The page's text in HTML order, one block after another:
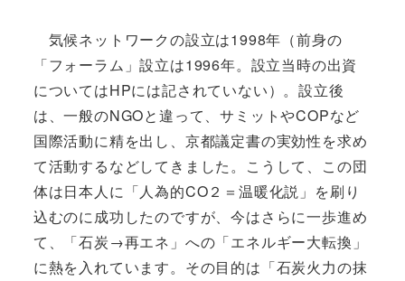
気候ネットワークの設立は1998年（前身の
「フォーラム」設立は1996年。設立当時の出資
についてはHPには記されていない）。設立後
は、一般のNGOと違って、サミットやCOPなど
国際活動に精を出し、京都議定書の実効性を求め
て活動するなどしてきました。こうして、この団
体は日本人に「人為的CO２＝温暖化説」を刷り
込むのに成功したのですが、今はさらに一歩進め
て、「石炭→再エネ」への「エネルギー大転換」
に熱を入れています。その目的は「石炭火力の抹